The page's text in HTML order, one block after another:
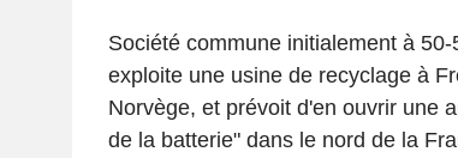
Société commune initialement à
exploite une usine de recyclage à
Norvège, et prévoit d'en ouvrir une
de la batterie" dans le nord de la